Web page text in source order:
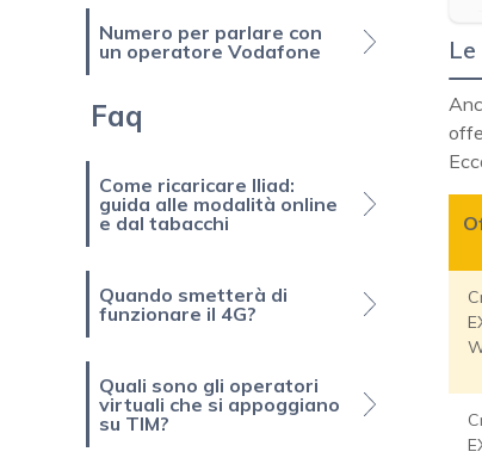
Numero per parlare con
un operatore Vodafone
Faq
Come ricaricare Iliad:
guida alle modalità online
e dal tabacchi
Quando smetterà di
funzionare il 4G?
Quali sono gli operatori
virtuali che si appoggiano
su TIM?